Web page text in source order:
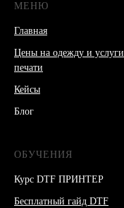
МЕНЮ
Главная
Цены на одежду и услуги
печати
Кейсы
Блог
ОБУЧЕНИЯ
Курс DTF ПРИНТЕР
Бесплатный гайд DTF